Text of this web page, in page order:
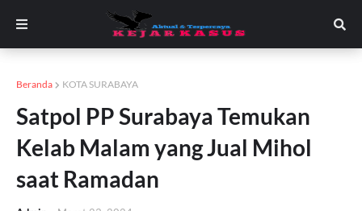
Beranda KOTA SURABAYA
Satpol PP Surabaya Temukan
Kelab Malam yang Jual Mihol
saat Ramadan